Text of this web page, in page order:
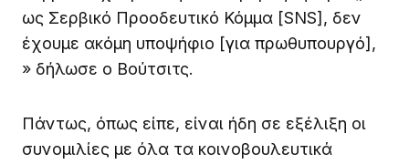
ως Σερβικό Προοδευτικό Κόμμα [SNS], δεν
έχουμε ακόμη υποψήφιο [για πρωθυπουργό],
» δήλωσε ο Βούτσιτς.
Πάντως, όπως είπε, είναι ήδη σε εξέλιξη οι
συνομιλίες με όλα τα κοινοβουλευτικά